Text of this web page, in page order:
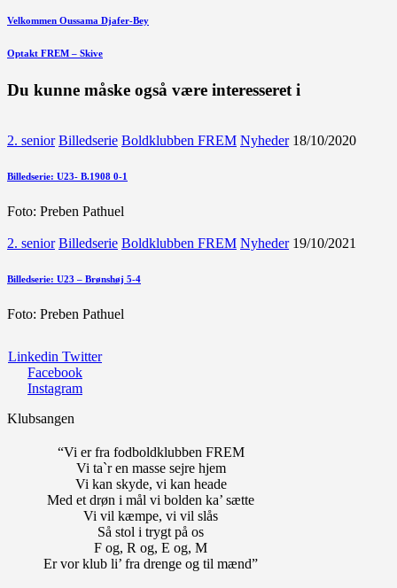
Indlægsnavigation
Forrige
Velkommen Oussama Djafer-Bey
Næste
Optakt FREM – Skive
Du kunne måske også være interesseret i
2. senior Billedserie Boldklubben FREM Nyheder 18/10/2020
Billedserie: U23- B.1908 0-1
Foto: Preben Pathuel
2. senior Billedserie Boldklubben FREM Nyheder 19/10/2021
Billedserie: U23 – Brønshøj 5-4
Foto: Preben Pathuel
Linkedin Twitter
Facebook
Instagram
Klubsangen
“Vi er fra fodboldklubben FREM
Vi ta`r en masse sejre hjem
Vi kan skyde, vi kan heade
Med et drøn i mål vi bolden ka’ sætte
Vi vil kæmpe, vi vil slås
Så stol i trygt på os
F og, R og, E og, M
Er vor klub li’ fra drenge og til mænd”